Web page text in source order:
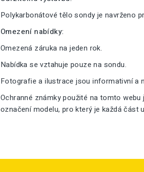
Polykarbonátové tělo sondy je navrženo
Omezení nabídky:
Omezená záruka na jeden rok.
Nabídka se vztahuje pouze na sondu.
Fotografie a ilustrace jsou informativní a
Ochranné známky použité na tomto
označení modelu, pro který je každá část